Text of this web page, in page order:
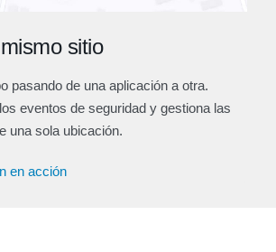
sitio
pasando de una aplicación a otra.
eventos de seguridad y gestiona las
una sola ubicación.
en acción